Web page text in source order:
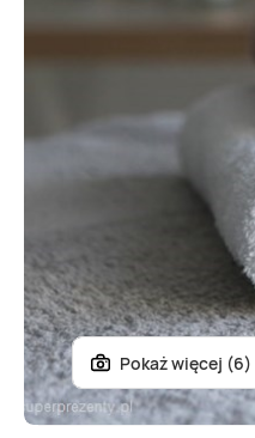
Pokaż więcej (6)